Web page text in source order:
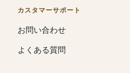
カスタマーサポート
お問い合わせ
よくある質問